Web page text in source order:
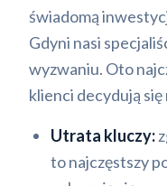
świadomą
Gdyni nasi
wyzwaniu. Oto
klienci decydują
Utrata kluczy:
to najczęstszy